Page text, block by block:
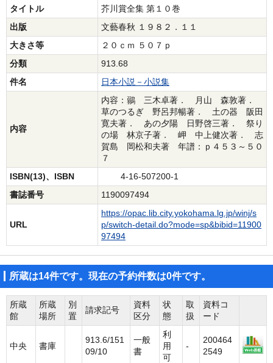
タイトル
芥川賞全集 第１０巻
出版
文藝春秋 １９８２．１１
大きさ等
２０ｃｍ ５０７ｐ
分類
913.68
件名
日本小説－小説集
内容
内容：鶸 三木卓著． 月山 森敦著．
草のつるぎ 野呂邦暢著． 土の器 阪田
寛夫著． あの夕陽 日野啓三著． 祭り
の場 林京子著． 岬 中上健次著． 志
賀島 岡松和夫著 年譜：ｐ４５３～５０
７
ISBN(13)、ISBN
4-16-507200-1
書誌番号
1190097494
URL
https://opac.lib.city.yokohama.lg.jp/winj/s
p/switch-detail.do?mode=sp&bibid=11900
97494
所蔵は14件です。現在の予約件数は0件です。
所蔵
館
所蔵
場所
別
置
請求記号
資料
区分
状
態
取
扱
資料コ
ード
中央 書庫
913.6/151
09/10
一般
書
利
用
可
-
200464
2549